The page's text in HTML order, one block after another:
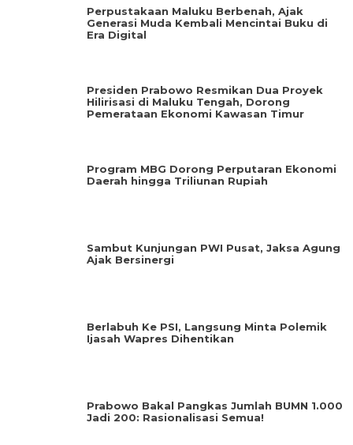
Perpustakaan Maluku Berbenah, Ajak
Generasi Muda Kembali Mencintai Buku di
Era Digital
Presiden Prabowo Resmikan Dua Proyek
Hilirisasi di Maluku Tengah, Dorong
Pemerataan Ekonomi Kawasan Timur
Program MBG Dorong Perputaran Ekonomi
Daerah hingga Triliunan Rupiah
Sambut Kunjungan PWI Pusat, Jaksa Agung
Ajak Bersinergi
Berlabuh Ke PSI, Langsung Minta Polemik
Ijasah Wapres Dihentikan
Prabowo Bakal Pangkas Jumlah BUMN 1.000
Jadi 200: Rasionalisasi Semua!